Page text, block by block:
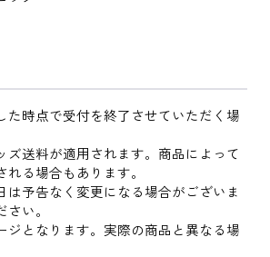
時点で受付を終了させていただく場
送料が適用されます。商品によって
る場合もあります。
予告なく変更になる場合がございま
い。
となります。実際の商品と異なる場